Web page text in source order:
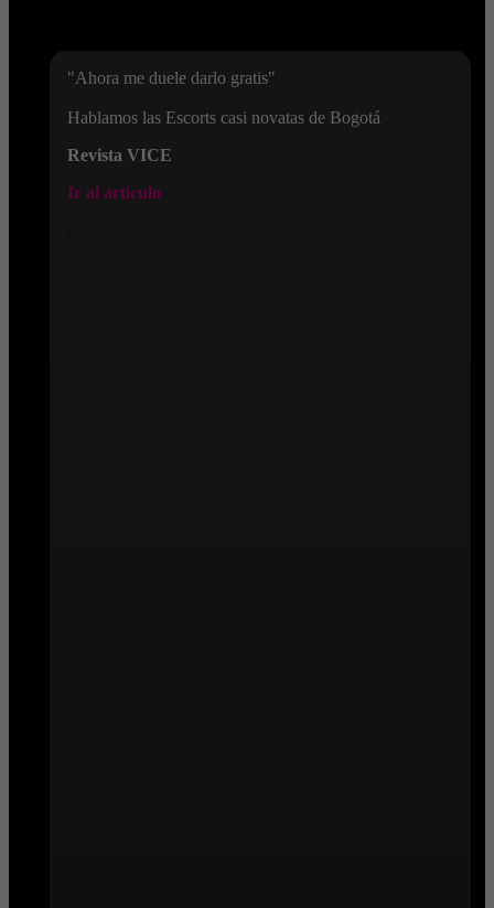
"Ahora me duele darlo gratis"
Hablamos las Escorts casi novatas de Bogotá
Revista VICE
Ir al artículo